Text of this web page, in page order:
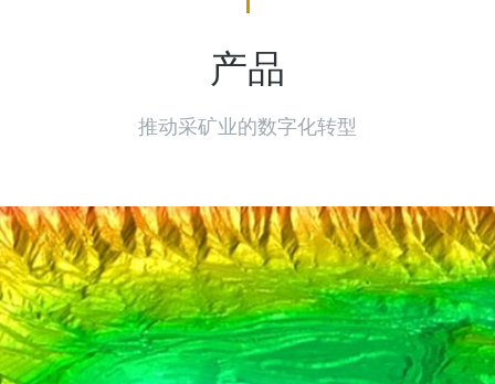
产品
推动采矿业的数字化转型